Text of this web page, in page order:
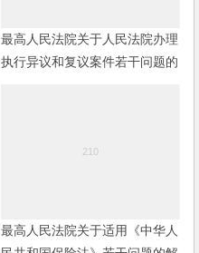
最高人民法院关于人民法院办理
执行异议和复议案件若干问题的
最高人民法院关于适用《中华人